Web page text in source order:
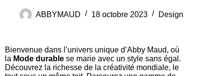
ABBYMAUD 18 octobre 2023 Design
Bienvenue dans l’univers unique d’Abby Maud, où
la Mode durable se marie avec un style sans égal.
Découvrez la richesse de la créativité mondiale, le